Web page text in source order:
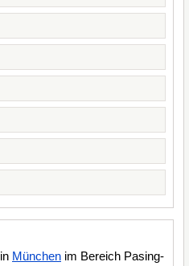
München im Bereich Pasing-